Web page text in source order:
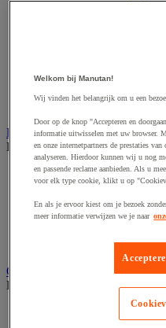
Accessoires voor snij-
Accessoires voor zaag
Elektrische toebehoren en
Bekijk de hele productgroep
Accessoires voor
Batterij, oplader en kabel
Elektrische kabel
Elektrische uitrusting
Wandcontactdoos en
Gereedschap opbergen
Bekijk de hele productgroep
Welkom bij Manutan!
Wij vinden het belangrijk om u een
Door op de knop "Accepteren en
informatie uitwisselen met uw browser.
en onze internetpartners de prestaties
analyseren. Hierdoor kunnen wij u nog
en passende reclame aanbieden. Als u
voor elk type cookie, klikt u op
En als je ervoor kiest om je bezoek
meer informatie verwijzen we je naar